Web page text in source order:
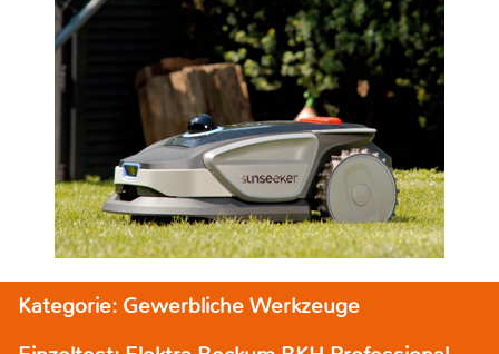
Kategorie: Gewerbliche Werkzeuge